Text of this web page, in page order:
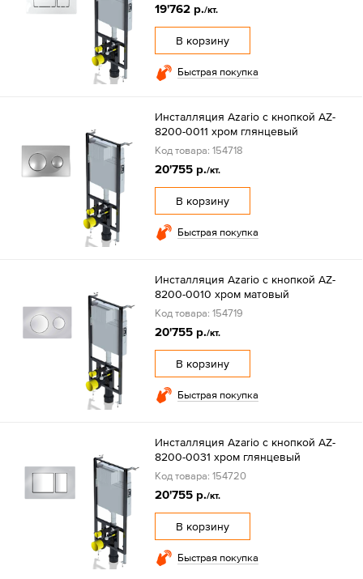
19'762 р./кт.
В корзину
Быстрая покупка
Инсталляция Azario с кнопкой AZ-
8200-0011 хром глянцевый
Код товара: 154718
20'755 р./кт.
В корзину
Быстрая покупка
Инсталляция Azario с кнопкой AZ-
8200-0010 хром матовый
Код товара: 154719
20'755 р./кт.
В корзину
Быстрая покупка
Инсталляция Azario с кнопкой AZ-
8200-0031 хром глянцевый
Код товара: 154720
20'755 р./кт.
В корзину
Быстрая покупка